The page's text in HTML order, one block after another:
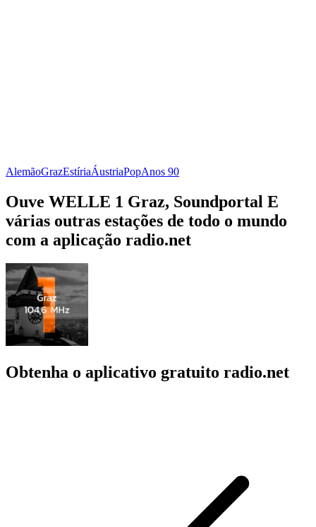
AlemãoGrazEstíriaÁustriaPopAnos 90
Ouve WELLE 1 Graz, Soundportal E
várias outras estações de todo o mundo
com a aplicação radio.net
Obtenha o aplicativo gratuito radio.net